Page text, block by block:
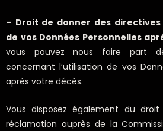
– Droit de donner des directives
de vos Données Personnelles
vous pouvez nous faire part
concernant l’utilisation de vos
après votre décès.
Vous disposez également du droit
réclamation auprès de la